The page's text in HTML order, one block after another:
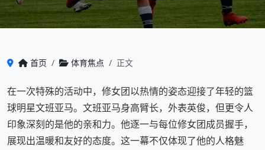
首页 体育焦点 正文
在一次特殊的活动中，修女团以热情的姿态迎接了年轻的篮
球明星文班亚马。文班亚马身高臂长，外表英俊，但更令人
印象深刻的是他的亲和力。他逐一与每位修女团成员握手，
展现出温暖和友好的态度。这一幕不仅体现了他的人格魅